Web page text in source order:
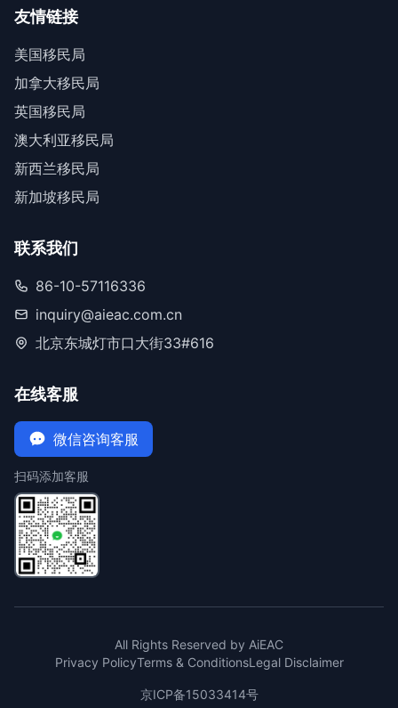
友情链接
美国移民局
加拿大移民局
英国移民局
澳大利亚移民局
新西兰移民局
新加坡移民局
联系我们
86-10-57116336
inquiry@aieac.com.cn
北京东城灯市口大街33#616
在线客服
微信咨询客服
扫码添加客服
All Rights Reserved by AiEAC
Privacy PolicyTerms & ConditionsLegal Disclaimer
京ICP备15033414号